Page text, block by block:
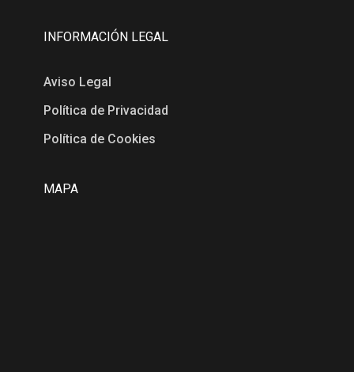
INFORMACIÓN LEGAL
Aviso Legal
Política de Privacidad
Política de Cookies
MAPA